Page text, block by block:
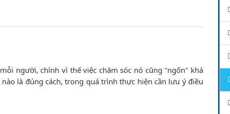
người, chính vì thế việc chăm sóc nó cũng "ngốn" khá
là đúng cách, trong quá trình thực hiện cần lưu ý điều